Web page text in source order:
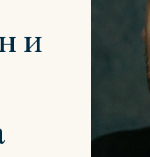
Джей
и